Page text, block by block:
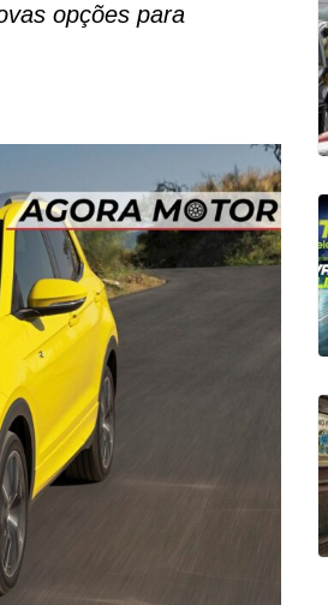
opções para